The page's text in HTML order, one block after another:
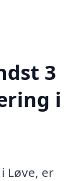
3
i
Løve, er